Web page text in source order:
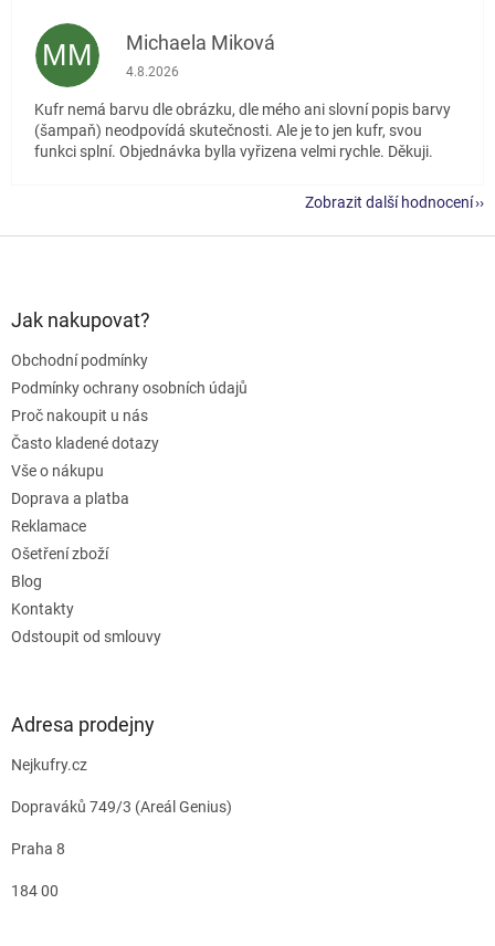
MM Michaela Miková
Hodnocení obchodu je 5 z 5 hvězdiček.
4.8.2026
Kufr nemá barvu dle obrázku, dle mého ani slovní popis barvy
(šampaň) neodpovídá skutečnosti. Ale je to jen kufr, svou
funkci splní. Objednávka bylla vyřizena velmi rychle. Děkuji.
Zobrazit další hodnocení
Jak nakupovat?
Obchodní podmínky
Podmínky ochrany osobních údajů
Proč nakoupit u nás
Často kladené dotazy
Vše o nákupu
Doprava a platba
Reklamace
Ošetření zboží
Blog
Kontakty
Odstoupit od smlouvy
Adresa prodejny
Nejkufry.cz
Dopraváků 749/3 (Areál Genius)
Praha 8
184 00